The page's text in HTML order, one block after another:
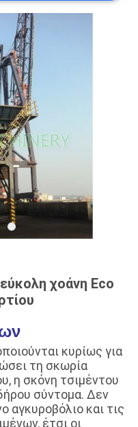
χοάνη Eco
κυρίως για
τη σκωρία
η σκόνη τσιμέντου
σύντομα. Δεν
αγκυροβόλιο και τις
έτσι οι